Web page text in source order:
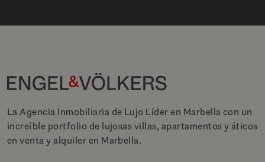
La Agencia Inmobiliaria de Lujo Líder en Marbella con un
increíble portfolio de lujosas villas, apartamentos y áticos
en venta y alquiler en Marbella.